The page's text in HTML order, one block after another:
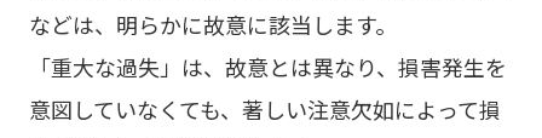
などは、明らかに故意に該当します。
「重大な過失」は、故意とは異なり、損害発生を
意図していなくても、著しい注意欠如によって損